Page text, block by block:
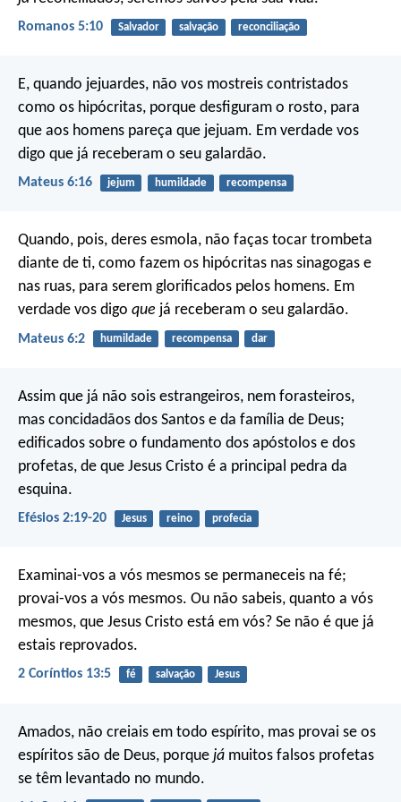
Romanos 5:10 Salvador salvação reconciliação
E, quando jejuardes, não vos mostreis contristados
como os hipócritas, porque desfiguram o rosto, para
que aos homens pareça que jejuam. Em verdade vos
digo que já receberam o seu galardão.
Mateus 6:16 jejum humildade recompensa
Quando, pois, deres esmola, não faças tocar trombeta
diante de ti, como fazem os hipócritas nas sinagogas e
nas ruas, para serem glorificados pelos homens. Em
verdade vos digo que já receberam o seu galardão.
Mateus 6:2 humildade recompensa dar
Assim que já não sois estrangeiros, nem forasteiros,
mas concidadãos dos Santos e da família de Deus;
edificados sobre o fundamento dos apóstolos e dos
profetas, de que Jesus Cristo é a principal pedra da
esquina.
Efésios 2:19-20 Jesus reino profecia
Examinai-vos a vós mesmos se permaneceis na fé;
provai-vos a vós mesmos. Ou não sabeis, quanto a vós
mesmos, que Jesus Cristo está em vós? Se não é que já
estais reprovados.
2 Coríntios 13:5 fé salvação Jesus
Amados, não creiais em todo espírito, mas provai se os
espíritos são de Deus, porque já muitos falsos profetas
se têm levantado no mundo.